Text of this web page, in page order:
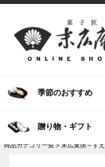
季節のおすすめ
贈り物・ギフト
商品カテゴリ一覧 > 末広菓撰～す